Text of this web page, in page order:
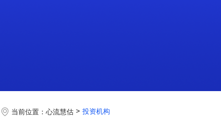
当前位置： 心流慧估 投资机构